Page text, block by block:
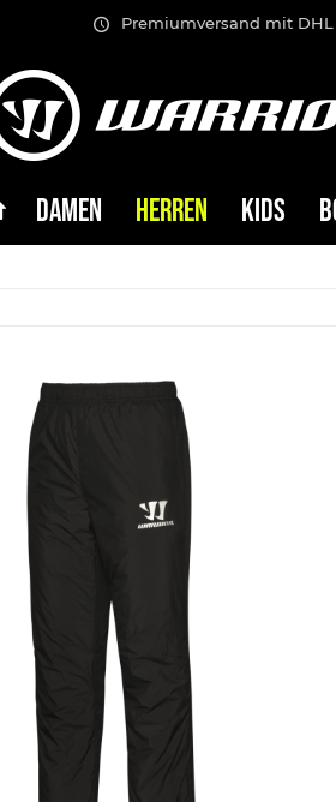
Premiumversand mit DHL
DAMEN HERREN KIDS